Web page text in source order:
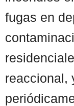
fugas en
reaccional,